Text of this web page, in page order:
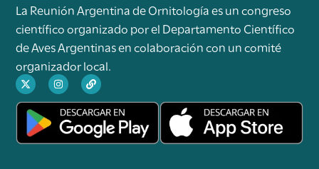
La Reunión Argentina de Ornitología es un congreso
científico organizado por el Departamento Científico
de Aves Argentinas en colaboración con un comité
organizador local.